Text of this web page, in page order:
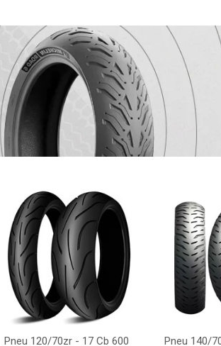
Pneu 120/70zr - 17 Cb 600
Pneu 140/